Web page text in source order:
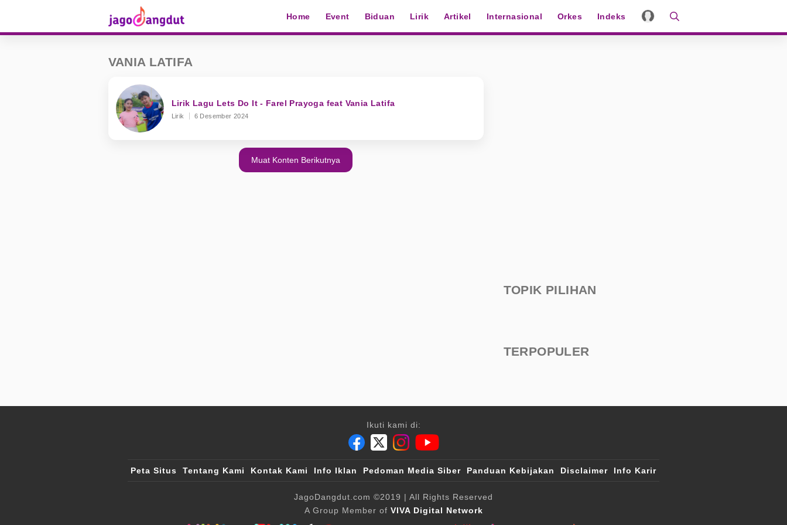
Home Event Biduan Lirik Artikel Internasional Orkes Indeks
VANIA LATIFA
Lirik Lagu Lets Do It - Farel Prayoga feat Vania Latifa
Lirik 6 Desember 2024
Muat Konten Berikutnya
TOPIK PILIHAN
TERPOPULER
Ikuti kami di:
Peta Situs Tentang Kami Kontak Kami Info Iklan Pedoman Media Siber Panduan Kebijakan Disclaimer Info Karir
JagoDangdut.com ©2019 | All Rights Reserved
A Group Member of VIVA Digital Network